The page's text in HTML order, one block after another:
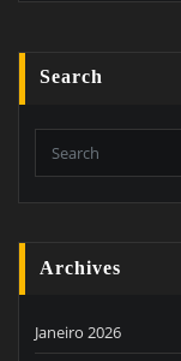
Search
Archives
Janeiro 2026